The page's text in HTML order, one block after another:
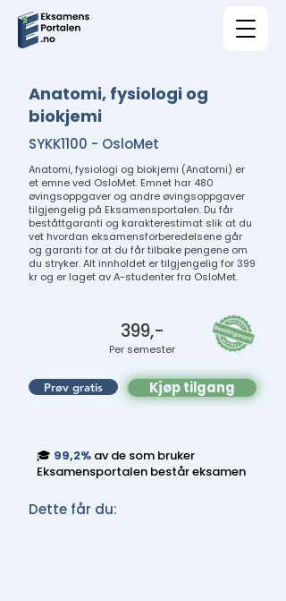
Anatomi, fysiologi og
biokjemi
SYKK1100 - OsloMet
Anatomi, fysiologi og biokjemi (Anatomi) er
et emne ved OsloMet. Emnet har 480
øvingsoppgaver og andre øvingsoppgaver
tilgjengelig på Eksamensportalen. Du får
beståttgaranti og karakterestimat slik at du
vet hvordan eksamensforberedelsene går
og garanti for at du får tilbake pengene om
du stryker. Alt innholdet er tilgjengelig for 399
kr og er laget av A-studenter fra OsloMet.
399,-
Per semester
Prøv gratis Kjøp tilgang
🎓 99,2% av de som bruker
Eksamensportalen består eksamen
Dette får du: